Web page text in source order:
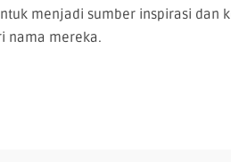
menjadi sumber inspirasi dan
nama mereka.